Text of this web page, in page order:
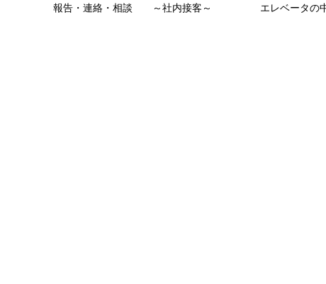
報告・連絡・相談 ～社内接客～ エレベータの